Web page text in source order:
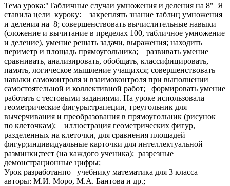
Тема урока:"Табличные случаи умножения и деления на 8" Я
ставила цели куроку: закреплять знание таблиц умножения
и деления на 8; совершенствовать вычислительные навыки
(сложение и вычитание в пределах 100, табличное умножение
и деление), умение решать задачи, выражения; находить
периметр и площадь прямоугольника; развивать умение
сравнивать, анализировать, обобщать, классифицировать,
память, логическое мышление учащихся; совершенствовать
навыки самоконтроля и взаимоконтроля при выполнении
самостоятельной и коллективной работ; формировать умение
работать с тестовыми заданиями. На уроке использовала
геометрические фигуры:трапеции, треугольник для
вычерчивания и преобразования в прямоугольник (рисунок
по клеточкам); иллюстрация геометрических фигур,
разделенных на клеточки, для сравнения площадей
фигур;индивидуальные карточки для интеллектуальной
разминки;тест (на каждого ученика); разрезные
демонстрационные цифры;
Урок разработанпо учебнику математика для 3 класса
авторы: М.И. Моро, М.А. Бантова и др.;